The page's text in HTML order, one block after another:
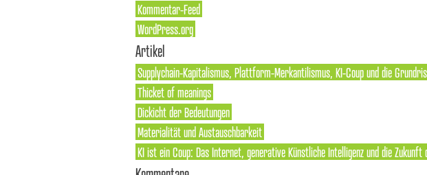
Kommentar-Feed
WordPress.org
Artikel
Supplychain-Kapitalismus, Plattform-Merkantilismus, KI-Coup und die
Thicket of meanings
Dickicht der Bedeutungen
Materialität und Austauschbarkeit
KI ist ein Coup: Das Internet, generative Künstliche Intelligenz und die